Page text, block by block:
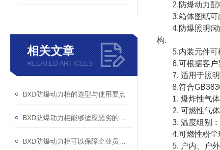
相关文章
RELATED ARTICLES
BXD防爆动力柜的选型与使用要点
2.防爆动力配
3.箱体图纸可
4.防爆照明(动
构.
5.内装元件可根
6.可根据客户要
7. 适用于照明
8.符合
1. 爆炸性气体
2. 可燃性气体
3. 温度组别：
4.可燃性粉尘
5. 户内、户外